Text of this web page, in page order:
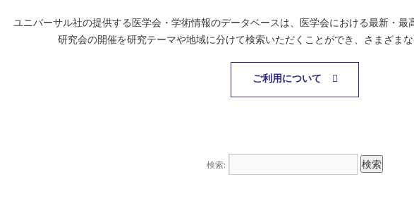
ユニバーサル社の提供する医学会・学術情報のデータベースは、医学会における最新・
研究会の開催を研究テーマや地域に分けて検索いただくことができ、さまざまな
ご利用について
検索: